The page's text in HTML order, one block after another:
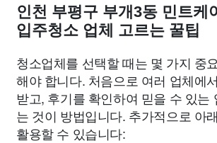
인천 부평구 부개3동 민트케
입주청소 업체 고르는 꿀팁
청소업체를 선택할 때는 몇 가지 중
해야 합니다. 처음으로 여러 업체에
받고, 후기를 확인하여 믿을 수 있는
는 것이 방법입니다. 추가적으로 아
활용할 수 있습니다: